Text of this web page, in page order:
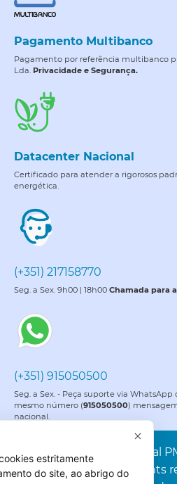
Pagamento Multibanco
Pagamento por referência multibanco
Lda. Privacidade e Segurança.
Datacenter Nacional
Certificado para atender a rigorosos
energética.
(+351) 217158770
Seg. a Sex. 9h00 | 18h00 Chamada para
(+351) 915050500
Seg. a Sex. - Peça suporte via WhatsApp
mesmo número (915050500)
nacional.
PME é uma marca da Portal
direitos reservados. All rights
estritamente
do site, ao abrigo do